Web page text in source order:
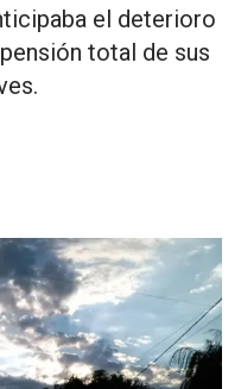
el deterioro
total de sus